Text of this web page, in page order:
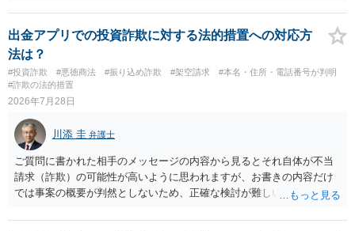
さい。
出金アプリでの投資詐欺に対する法的措置への対応方
法は？
#投資詐欺 #悪徳商法 #振り込め詐欺 #架空請求
#本名・住所・電話番号が判明
#詐欺の法的措置
2026年7月28日
川添 圭 弁護士
ご質問に書かれた相手のメッセージの内容から見るとそれ自体が不当
請求（詐欺）の可能性が高いように思われますが、お書きの内容だけ
では事案の概要が判然としないため、正確な検討が難しいです。例え
画面を見て貰いながらアドバイスう受けた方が確実です。